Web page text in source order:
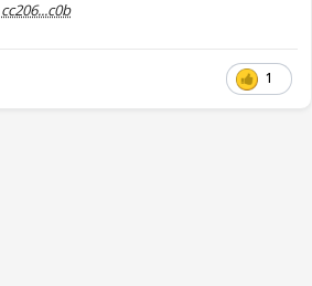
cc206...c0b
1